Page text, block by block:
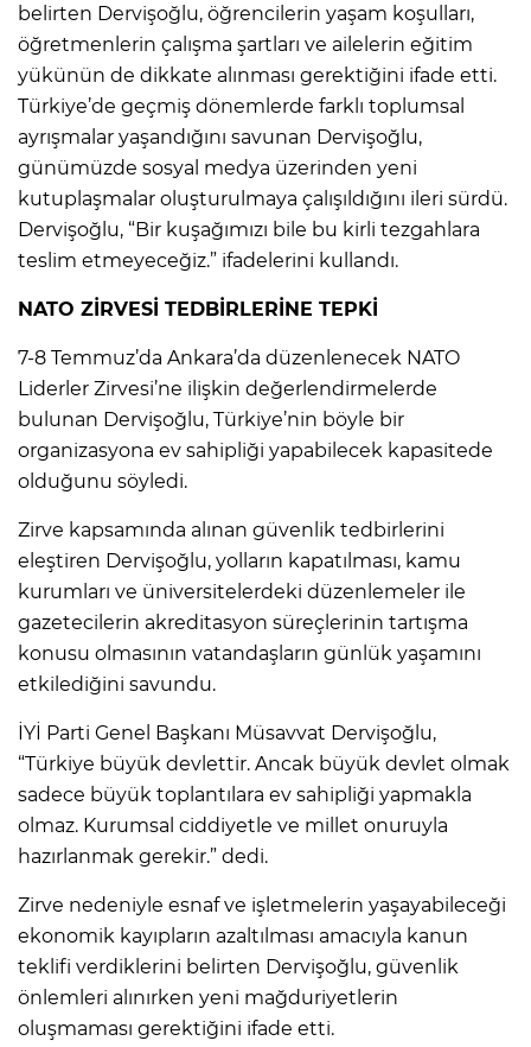
belirten Dervişoğlu, öğrencilerin yaşam koşulları,
öğretmenlerin çalışma şartları ve ailelerin eğitim
yükünün de dikkate alınması gerektiğini ifade etti.
Türkiye’de geçmiş dönemlerde farklı toplumsal
ayrışmalar yaşandığını savunan Dervişoğlu,
günümüzde sosyal medya üzerinden yeni
kutuplaşmalar oluşturulmaya çalışıldığını ileri sürdü.
Dervişoğlu, “Bir kuşağımızı bile bu kirli tezgahlara
teslim etmeyeceğiz.” ifadelerini kullandı.
NATO ZİRVESİ TEDBİRLERİNE TEPKİ
7-8 Temmuz’da Ankara’da düzenlenecek NATO
Liderler Zirvesi’ne ilişkin değerlendirmelerde
bulunan Dervişoğlu, Türkiye’nin böyle bir
organizasyona ev sahipliği yapabilecek kapasitede
olduğunu söyledi.
Zirve kapsamında alınan güvenlik tedbirlerini
eleştiren Dervişoğlu, yolların kapatılması, kamu
kurumları ve üniversitelerdeki düzenlemeler ile
gazetecilerin akreditasyon süreçlerinin tartışma
konusu olmasının vatandaşların günlük yaşamını
etkilediğini savundu.
İYİ Parti Genel Başkanı Müsavvat Dervişoğlu,
“Türkiye büyük devlettir. Ancak büyük devlet olmak
sadece büyük toplantılara ev sahipliği yapmakla
olmaz. Kurumsal ciddiyetle ve millet onuruyla
hazırlanmak gerekir.” dedi.
Zirve nedeniyle esnaf ve işletmelerin yaşayabileceği
ekonomik kayıpların azaltılması amacıyla kanun
teklifi verdiklerini belirten Dervişoğlu, güvenlik
önlemleri alınırken yeni mağduriyetlerin
oluşmaması gerektiğini ifade etti.